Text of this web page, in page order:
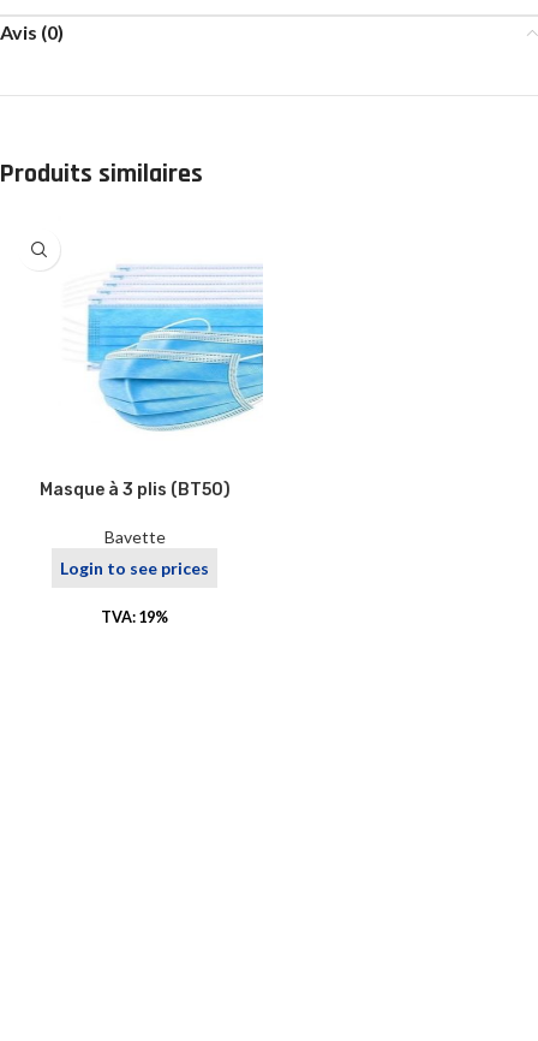
Avis (0)
Produits similaires
Masque à 3 plis (BT50)
Bavette
Login to see prices
TVA: 19%